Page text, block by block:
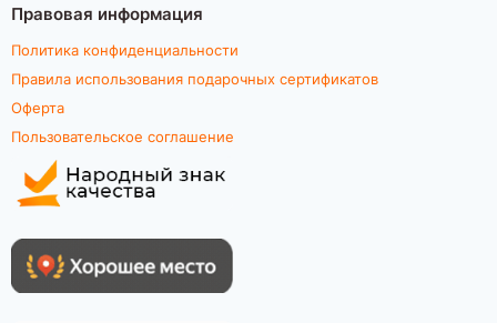
Правовая информация
Политика конфиденциальности
Правила использования подарочных сертификатов
Оферта
Пользовательское соглашение